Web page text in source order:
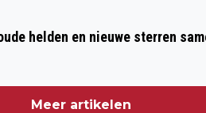
helden en nieuwe sterren
Meer artikelen